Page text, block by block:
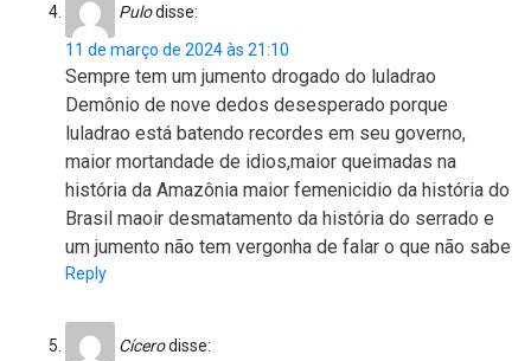
Pulodisse:
11 de março de 2024 às 21:10
Sempre tem um jumento drogado do luladrao
Demônio de nove dedos desesperado porque
luladrao está batendo recordes em seu governo,
maior mortandade de idios,maior queimadas na
história da Amazônia maior femenicidio da história do
Brasil maoir desmatamento da história do serrado e
um jumento não tem vergonha de falar o que não sabe
Reply
Cícerodisse: